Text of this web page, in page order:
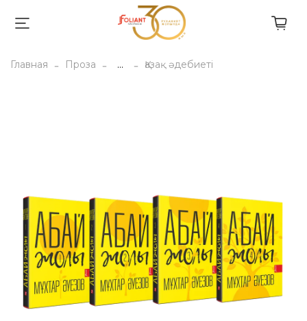
Главная Проза ... Қазақ әдебиеті